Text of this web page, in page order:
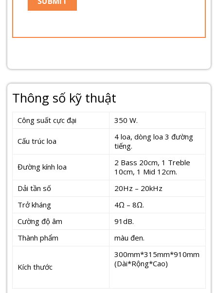
Thông số kỹ thuật
Công suất cực đại 350 W.
Cấu trúc loa
4 loa, dòng loa 3 đường
tiếng.
Đường kính loa
2 Bass 20cm, 1 Treble
10cm, 1 Mid 12cm.
Dải tần số
20Hz – 20kHz
Trở kháng
4Ω – 8Ω.
Cường độ âm
91dB.
Thành phẩm
màu đen.
Kích thước
300mm*315mm*910mm
(Dài*Rộng*Cao)